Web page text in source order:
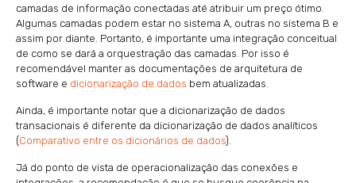
camadas de informação conectadas até atribuir um preço ótimo.
Algumas camadas podem estar no sistema A, outras no sistema B e
assim por diante. Portanto, é importante uma integração conceitual
de como se dará a orquestração das camadas. Por isso é
recomendável manter as documentações de arquitetura de
software e dicionarização de dados bem atualizadas.
Ainda, é importante notar que a dicionarização de dados
transacionais é diferente da dicionarização de dados analíticos
(Comparativo entre os dicionários de dados).
Já do ponto de vista de operacionalização das conexões e